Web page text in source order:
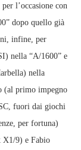
l’occasione con
dopo quello già
infine, per
nella “A/1600” e
nella
(al primo impegno
fuori dai giochi
per fortuna)
X1/9) e Fabio